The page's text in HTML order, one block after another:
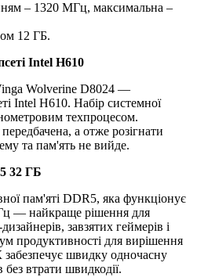
– 1320 МГц, максимальна –
12 ГБ.
Intel H610
Wolverine D8024 —
Intel H610. Набір системної
техпроцесом.
а отже розігнати
та пам'ять не вийде.
32 ГБ
пам'яті DDR5, яка функціонує
— найкраще рішення для
завзятих геймерів і
продуктивності для вирішення
швидку одночасну
без втрати швидкодії.